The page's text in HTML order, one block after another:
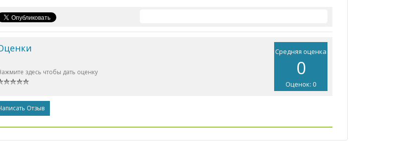
Средняя оценка
0
Оценок: 0
здесь чтобы дать оценку
Отзыв